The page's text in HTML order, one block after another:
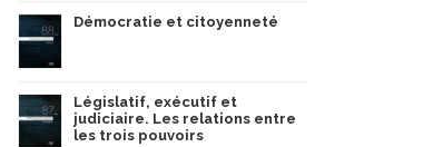
Démocratie et citoyenneté
Législatif, exécutif et
judiciaire. Les relations entre
les trois pouvoirs